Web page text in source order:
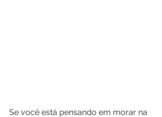
Se você está pensando em morar na